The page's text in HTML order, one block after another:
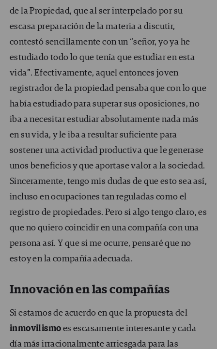
de la Propiedad, que al ser interpelado por su
escasa preparación de la materia a discutir,
contestó sencillamente con un “señor, yo ya he
estudiado todo lo que tenía que estudiar en esta
vida”. Efectivamente, aquel entonces joven
registrador de la propiedad pensaba que con lo que
había estudiado para superar sus oposiciones, no
iba a necesitar estudiar absolutamente nada más
en su vida, y le iba a resultar suficiente para
sostener una actividad productiva que le generase
unos beneficios y que aportase valor a la sociedad.
Sinceramente, tengo mis dudas de que esto sea así,
incluso en ocupaciones tan reguladas como el
registro de propiedades. Pero si algo tengo claro, es
que no quiero coincidir en una compañía con una
persona así. Y que si me ocurre, pensaré que no
estoy en la compañía adecuada.
Innovación en las compañías
Si estamos de acuerdo en que la propuesta del
inmovilismo es escasamente interesante y cada
día más irracionalmente arriesgada para las